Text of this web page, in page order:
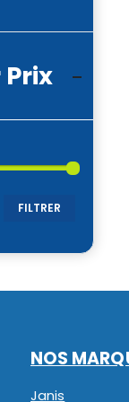
FILTRER
NOS
Janis